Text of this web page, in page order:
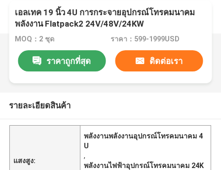
เอลเทค 19 นิ้ว 4U การกระจายอุปกรณ์โทรคมนาคม
พลังงาน Flatpack2 24V/48V/24KW
MOQ：2 ชุด ราคา：599-1999USD
ราคาถูกที่สุด ติดต่อเรา
รายละเอียดสินค้า
แสงสูง:
พลังงานพลังงานอุปกรณ์โทรคมนาคม 4
U
,
พลังงานไฟฟ้าอุปกรณ์โทรคมนาคม 24K